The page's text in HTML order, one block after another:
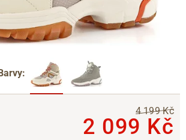
4 199 Kč
2 099 Kč